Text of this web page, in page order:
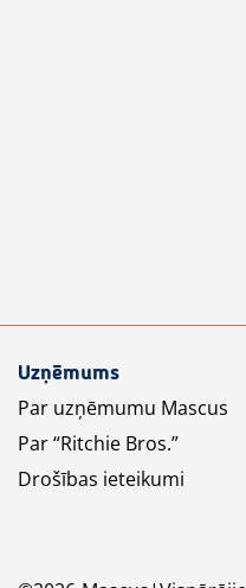
Uzņēmums
Par uzņēmumu Mascus
Par “Ritchie Bros.”
Drošības ieteikumi